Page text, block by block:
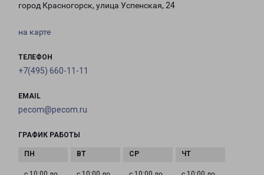
город Красногорск, улица Успенская, 24
на карте
ТЕЛЕФОН
+7(495) 660-11-11
EMAIL
pecom@pecom.ru
ГРАФИК РАБОТЫ